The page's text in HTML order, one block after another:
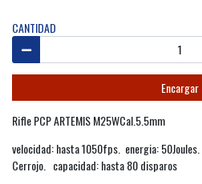
CANTIDAD
Encargar
Rifle PCP ARTEMIS M25WCal.5.5mm
velocidad: hasta 1050fps. energia:
Cerrojo. capacidad: hasta 80 disparos